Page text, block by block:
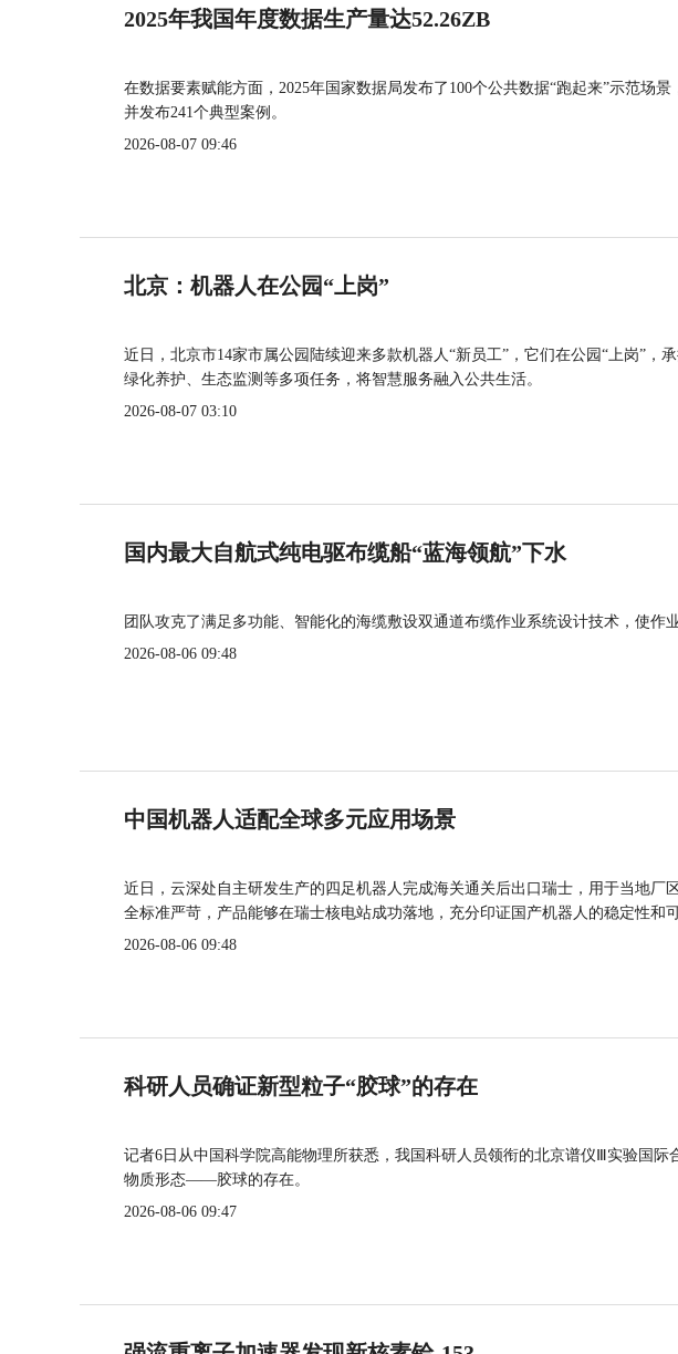
2025年我国年度数据生产量达52.26ZB
在数据要素赋能方面，2025年国家数据局发布了100个公共数据“跑起来”示范场
并发布241个典型案例。
2026-08-07 09:46
北京：机器人在公园“上岗”
近日，北京市14家市属公园陆续迎来多款机器人“新员工”，它们在公园“上岗”，
绿化养护、生态监测等多项任务，将智慧服务融入公共生活。
2026-08-07 03:10
国内最大自航式纯电驱布缆船“蓝海领航”下水
团队攻克了满足多功能、智能化的海缆敷设双通道布缆作业系统设计技术，使作
2026-08-06 09:48
中国机器人适配全球多元应用场景
近日，云深处自主研发生产的四足机器人完成海关通关后出口瑞士，用于当地厂
全标准严苛，产品能够在瑞士核电站成功落地，充分印证国产机器人的稳定性和
2026-08-06 09:48
科研人员确证新型粒子“胶球”的存在
记者6日从中国科学院高能物理所获悉，我国科研人员领衔的北京谱仪Ⅲ实验国际
物质形态——胶球的存在。
2026-08-06 09:47